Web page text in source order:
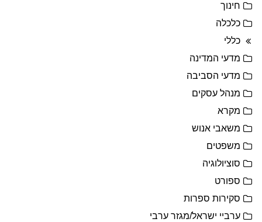
חינוך
כלכלה
כללי
מדעי המדינה
מדעי הסביבה
מנהל עסקים
מקרא
משאבי אנוש
משפטים
סוציולוגיה
ספורט
סקירות ספרות
ערביי ישראל/מגזר ערבי